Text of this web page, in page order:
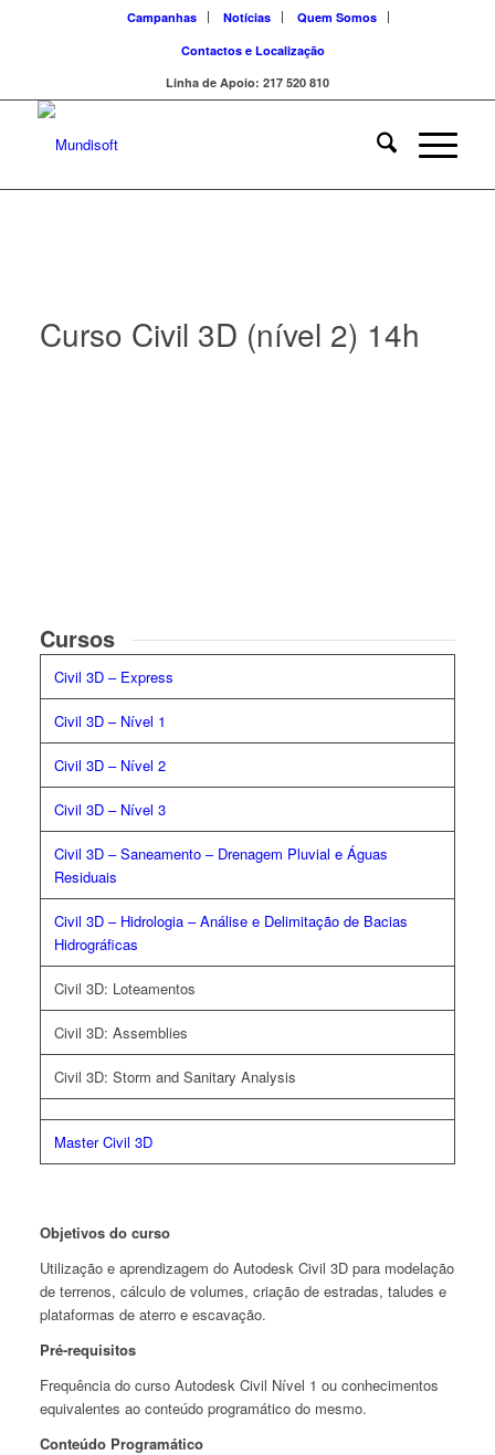
Campanhas Notícias
Quem Somos
Contactos e Localização
Linha de Apoio: 217 520 810
Curso Civil 3D (nível 2) 14h
Cursos
Civil 3D – Express
Civil 3D – Nível 1
Civil 3D – Nível 2
Civil 3D – Nível 3
Civil 3D– Saneamento – Drenagem Pluvial e Águas
Residuais
Civil 3D – Hidrologia – Análise e Delimitação de Bacias
Hidrográficas
Civil 3D: Loteamentos
Civil 3D: Assemblies
Civil 3D: Storm and Sanitary Analysis
Master Civil 3D
Objetivos do curso
Utilização e aprendizagem do Autodesk Civil 3D para modelação
de terrenos, cálculo de volumes, criação de estradas, taludes e
plataformas de aterro e escavação.
Pré-requisitos
Frequência do curso Autodesk Civil Nível 1 ou conhecimentos
equivalentes ao conteúdo programático do mesmo.
Conteúdo Programático